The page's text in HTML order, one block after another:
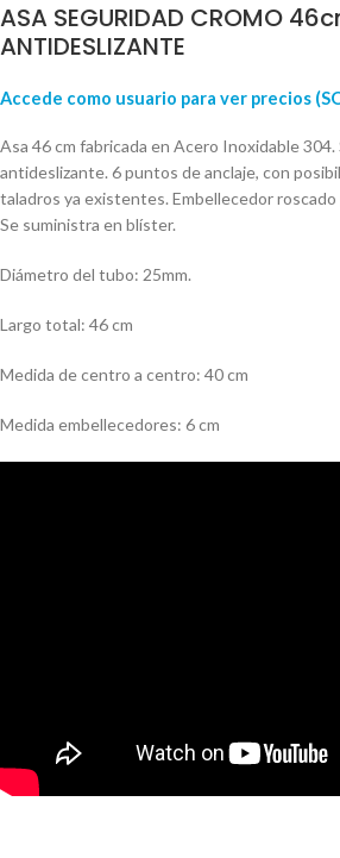
ASA SEGURIDAD CROMO
ANTIDESLIZANTE
Accede como usuario para ver precios
Asa 46 cm fabricada en Acero Inoxidable
antideslizante. 6 puntos de anclaje, con
taladros ya existentes. Embellecedor
Se suministra en blíster.
Diámetro del tubo: 25mm.
Largo total: 46 cm
Medida de centro a centro: 40 cm
Medida embellecedores: 6 cm